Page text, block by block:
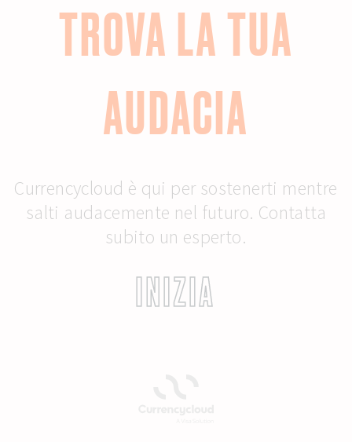
TROVA LA TUA
AUDACIA
Currencycloud è qui per sostenerti mentre
salti audacemente nel futuro. Contatta
subito un esperto.
INIZIA